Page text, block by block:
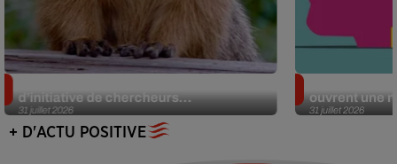
31 juillet 2026
d’initiative de chercheurs...
31 juillet 2026
ouvrent une
+ D'ACTU POSITIVE